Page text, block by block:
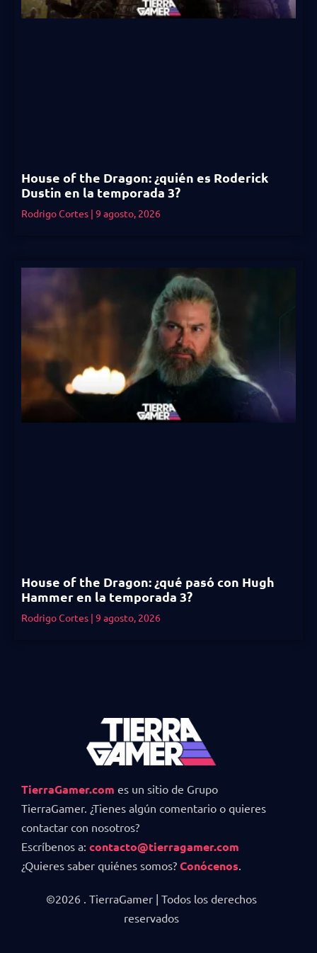
House of the Dragon: ¿quién es Roderick
Dustin en la temporada 3?
Rodrigo Cortes 9 agosto, 2026
House of the Dragon: ¿qué pasó con Hugh
Hammer en la temporada 3?
Rodrigo Cortes 9 agosto, 2026
TierraGamer.com es un sitio de Grupo
TierraGamer. ¿Tienes algún comentario o quieres
contactar con nosotros?
Escríbenos a: contacto@tierragamer.com
¿Quieres saber quiénes somos? Conócenos
©2026 . TierraGamer | Todos los derechos
reservados